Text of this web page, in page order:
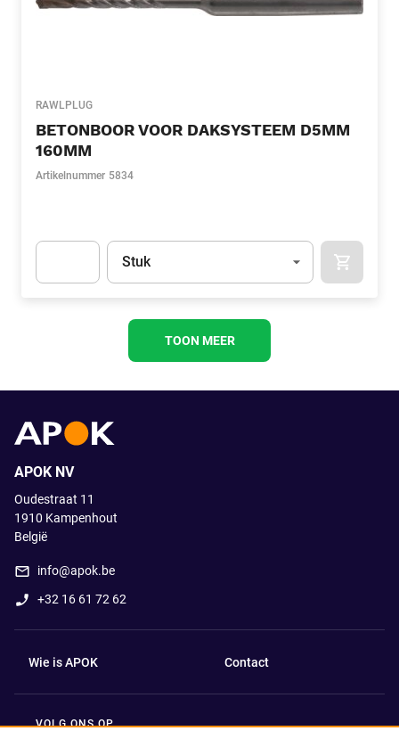
RAWLPLUG
BETONBOOR VOOR DAKSYSTEEM D5MM
160MM
Artikelnummer 5834
Eenheid
Stuk
TOON MEER
APOK NV
Oudestraat 11
1910 Kampenhout
België
info@apok.be
+32 16 61 72 62
Wie is APOK Contact
VOLG ONS OP